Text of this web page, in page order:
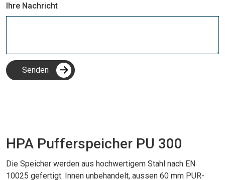
Ihre Nachricht
HPA Pufferspeicher PU 300
Die Speicher werden aus hochwertigem Stahl nach EN
10025 gefertigt. Innen unbehandelt, aussen 60 mm PUR-